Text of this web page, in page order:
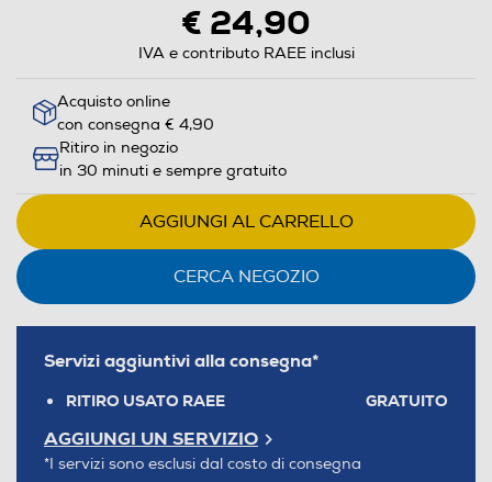
€ 24,90
IVA e contributo RAEE inclusi
Acquisto online
con consegna € 4,90
Ritiro in negozio
in 30 minuti e sempre gratuito
AGGIUNGI AL CARRELLO
CERCA NEGOZIO
Servizi aggiuntivi alla consegna*
RITIRO USATO RAEE GRATUITO
AGGIUNGI UN SERVIZIO
*I servizi sono esclusi dal costo di consegna